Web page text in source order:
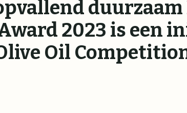
duurzaam
2023 is een
Oil